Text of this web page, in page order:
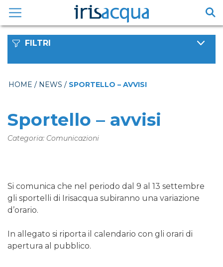
contenuto
FILTRI
HOME / NEWS / SPORTELLO – AVVISI
Sportello – avvisi
Categoria: Comunicazioni
Si comunica che nel periodo dal 9 al 13 settembre
gli sportelli di Irisacqua subiranno una variazione
d’orario.
In allegato si riporta il calendario con gli orari di
apertura al pubblico.